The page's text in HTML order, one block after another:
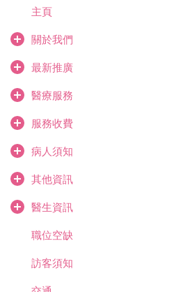
主頁
關於我們
最新推廣
醫療服務
服務收費
病人須知
其他資訊
醫生資訊
職位空缺
訪客須知